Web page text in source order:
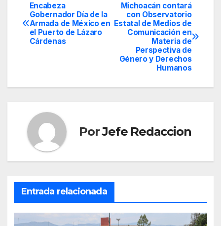
Navegación
de
Michoacán contará
con Observatorio
Estatal de Medios de
Comunicación en
Materia de
Perspectiva de
Género y Derechos
Humanos
Encabeza
Gobernador Día de la
Armada de México en
el Puerto de Lázaro
Cárdenas
PorJefe Redaccion
Entrada relacionada